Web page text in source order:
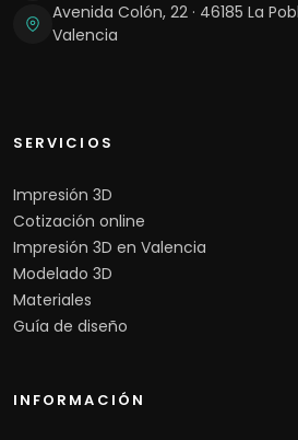
Avenida Colón, 22 · 46185 La
Valencia
SERVICIOS
Impresión 3D
Cotización online
Impresión 3D en Valencia
Modelado 3D
Materiales
Guía de diseño
INFORMACIÓN